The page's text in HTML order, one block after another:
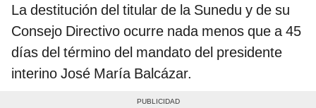
La destitución del titular de la Sunedu y de su
Consejo Directivo ocurre nada menos que a 45
días del término del mandato del presidente
interino José María Balcázar.